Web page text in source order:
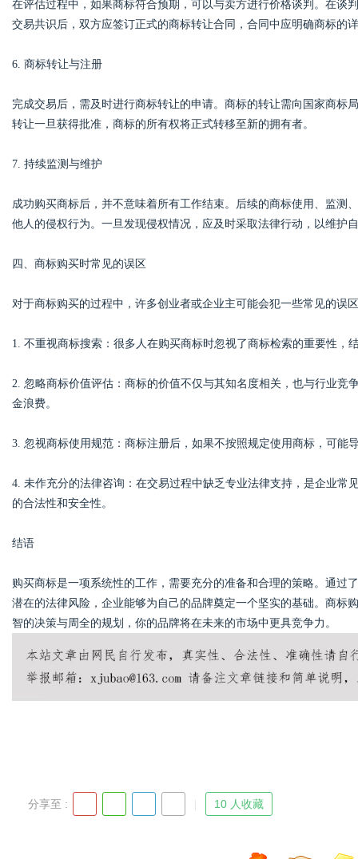
在评估过程中，如果商标符合预期，可以与卖方进行价格谈判。在谈
交易共识后，双方应签订正式的商标转让合同，合同中应明确商标的
6. 商标转让与注册
完成交易后，需及时进行商标转让的申请。商标的转让需向国家商标
转让一旦获得批准，商标的所有权将正式转移至新的拥有者。
7. 持续监测与维护
成功购买商标后，并不意味着所有工作结束。后续的商标使用、监测
他人的侵权行为。一旦发现侵权情况，应及时采取法律行动，以维护
四、商标购买时常见的误区
对于商标购买的过程中，许多创业者或企业主可能会犯一些常见的误
1. 不重视商标搜索：很多人在购买商标时忽视了商标检索的重要性，
2. 忽略商标价值评估：商标的价值不仅与其知名度相关，也与行业
金浪费。
3. 忽视商标使用规范：商标注册后，如果不按照规定使用商标，可
4. 未作充分的法律咨询：在交易过程中缺乏专业法律支持，是企业
的合法性和安全性。
结语
购买商标是一项系统性的工作，需要充分的准备和合理的策略。通过
潜在的法律风险，企业能够为自己的品牌奠定一个坚实的基础。商标
智的决策与周全的规划，你的品牌将在未来的市场中更具竞争力。
分享至 : 10 人收藏